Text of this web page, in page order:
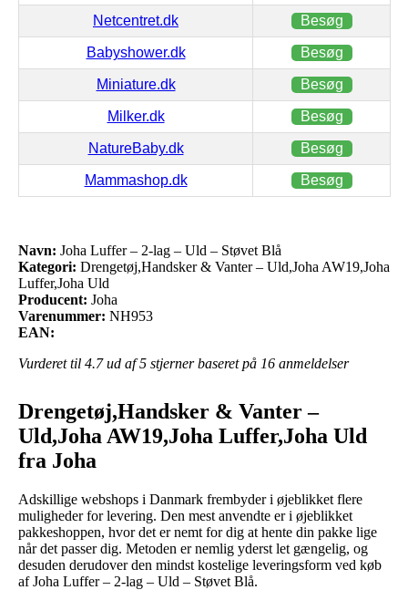
Netcentret.dk Besøg
Babyshower.dk Besøg
Miniature.dk Besøg
Milker.dk Besøg
NatureBaby.dk Besøg
Mammashop.dk Besøg
Navn: Joha Luffer – 2-lag – Uld – Støvet Blå
Kategori: Drengetøj,Handsker & Vanter – Uld,Joha AW19,Joha
Luffer,Joha Uld
Producent: Joha
Varenummer: NH953
EAN:
Vurderet til 4.7ud af 5 stjerner baseret på 16 anmeldelser
Drengetøj,Handsker & Vanter –
Uld,Joha AW19,Joha Luffer,Joha Uld
fra Joha
Adskillige webshops i Danmark frembyder i øjeblikket flere
muligheder for levering. Den mest anvendte er i øjeblikket
pakkeshoppen, hvor det er nemt for dig at hente din pakke lige
når det passer dig. Metoden er nemlig yderst let gængelig, og
desuden derudover den mindst kostelige leveringsform ved køb
af Joha Luffer – 2-lag – Uld – Støvet Blå.